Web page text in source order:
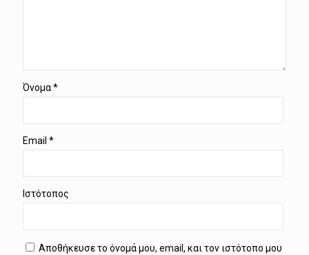
Όνομα*
Email *
Ιστότοπος
Αποθήκευσε το όνομά μου, email, και τον ιστότοπο μου